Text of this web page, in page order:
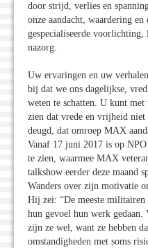
door strijd, verlies en
onze aandacht, waardering
gespecialiseerde voorlichting,
nazorg.
Uw ervaringen en uw
bij dat we ons dagelijkse,
weten te schatten. U kunt
zien dat vrede en vrijheid
deugd, dat omroep MAX
Vanaf 17 juni 2017 is op
te zien, waarmee MAX
talkshow eerder deze maand
Wanders over zijn motivatie
Hij zei: “De meeste
hun gevoel hun werk gedaan.
zijn ze wel, want ze hebben
omstandigheden met soms